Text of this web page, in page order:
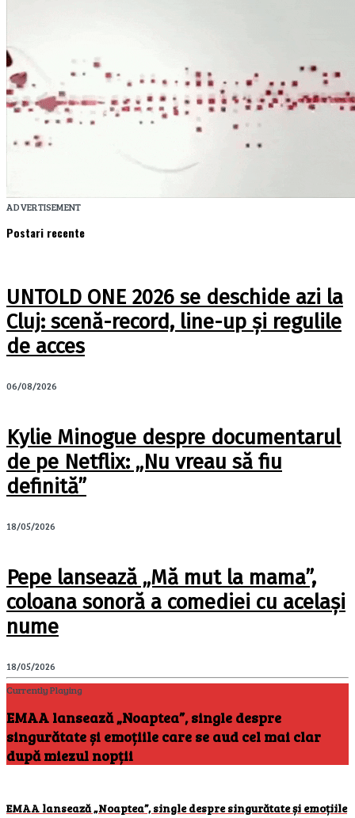
ADVERTISEMENT
Postari recente
UNTOLD ONE 2026 se deschide azi la
Cluj: scenă-record, line-up și regulile
de acces
06/08/2026
Kylie Minogue despre documentarul
de pe Netflix: „Nu vreau să fiu
definită”
18/05/2026
Pepe lansează „Mă mut la mama”,
coloana sonoră a comediei cu același
nume
18/05/2026
Currently Playing
EMAA lansează „Noaptea”, single despre
singurătate și emoțiile care se aud cel mai clar
după miezul nopții
EMAA lansează „Noaptea”, single despre singurătate și emoțiile